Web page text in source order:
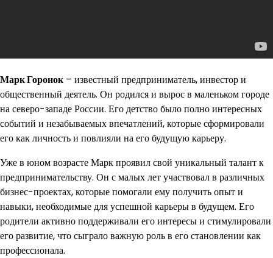
Марк Горонок– известный предприниматель, инвестор и
общественный деятель. Он родился и вырос в маленьком городе
на северо-западе России. Его детство было полно интересных
событий и незабываемых впечатлений, которые сформировали
его как личность и повлияли на его будущую карьеру.
Уже в юном возрасте Марк проявил свой уникальный талант к
предпринимательству. Он с малых лет участвовал в различных
бизнес-проектах, которые помогали ему получить опыт и
навыки, необходимые для успешной карьеры в будущем. Его
родители активно поддерживали его интересы и стимулировали
его развитие, что сыграло важную роль в его становлении как
профессионала.